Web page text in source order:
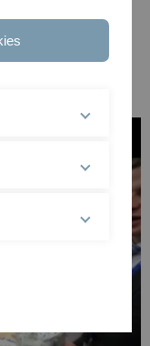
aktuar.de.